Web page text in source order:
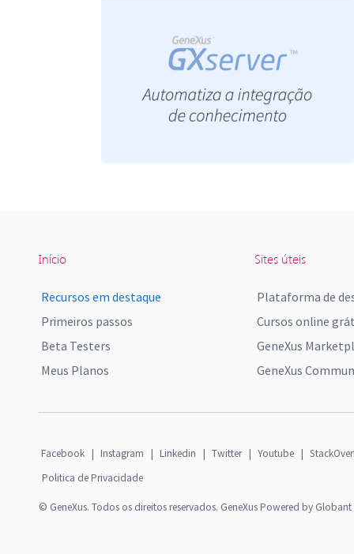
Início
Recursos em destaque
Primeiros passos
Beta Testers
Meus Planos
Sites úteis
Plataforma de
Cursos online
GeneXus
GeneXus
Facebook | Instagram | Linkedin | Twitter | Youtube |
Politica de Privacidade
© GeneXus. Todos os direitos reservados. GeneXus Powered by Globant